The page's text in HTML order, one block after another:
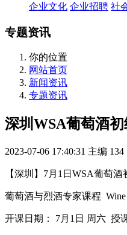
企业文化 企业招聘 社
专题资讯
你的位置
网站首页
新闻资讯
专题资讯
深圳WSA葡萄酒
2023-07-06 17:40:31 主编 134
【深圳】7月1日WSA葡萄
葡萄酒与烈酒专家课程 Wine
开课日期： 7月1日 周六 授